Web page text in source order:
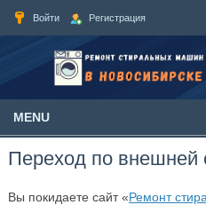
Войти Регистрация
MENU
Переход по внешней
Вы покидаете сайт «Ремонт